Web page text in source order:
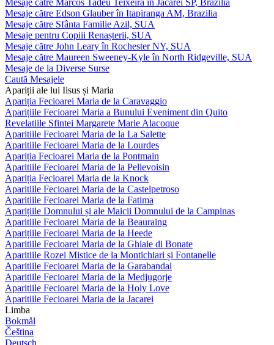
Mesaje către Edson Glauber în Itapiranga AM, Brazilia
Mesaje către Sfânta Familie Azil, SUA
Mesaje pentru Copiii Renașterii, SUA
Mesaje către John Leary în Rochester NY, SUA
Mesaje către Maureen Sweeney-Kyle în North Ridgeville, SUA
Mesaje de la Diverse Surse
Caută Mesajele
Apariții ale lui Iisus și Maria
Apariția Fecioarei Maria de la Caravaggio
Aparițiile Fecioarei Maria a Bunului Eveniment din Quito
Revelatiile Sfintei Margarete Marie Alacoque
Aparitiile Fecioarei Maria de la La Salette
Aparitiile Fecioarei Maria de la Lourdes
Apariția Fecioarei Maria de la Pontmain
Aparitiile Fecioarei Maria de la Pellevoisin
Apariția Fecioarei Maria de la Knock
Aparitiile Fecioarei Maria de la Castelpetroso
Aparitiile Fecioarei Maria de la Fatima
Aparițiile Domnului și ale Maicii Domnului de la Campinas
Aparitiile Fecioarei Maria de la Beauraing
Aparițiile Fecioarei Maria de la Heede
Aparitiile Fecioarei Maria de la Ghiaie di Bonate
Aparitiile Rozei Mistice de la Montichiari și Fontanelle
Aparitiile Fecioarei Maria de la Garabandal
Aparitiile Fecioarei Maria de la Medjugorje
Aparitiile Fecioarei Maria de la Holy Love
Aparitiile Fecioarei Maria de la Jacarei
Limba
Bokmål
Čeština
Deutsch